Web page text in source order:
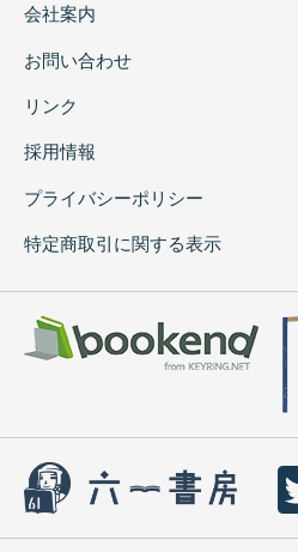
会社案内
お問い合わせ
リンク
採用情報
プライバシーポリシー
特定商取引に関する表示